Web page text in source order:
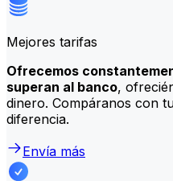
Mejores tarifas
Ofrecemos
superan al banco,
dinero. Compáranos con
diferencia.
Envía más